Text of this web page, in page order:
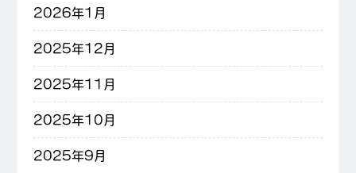
2026年1月
2025年12月
2025年11月
2025年10月
2025年9月